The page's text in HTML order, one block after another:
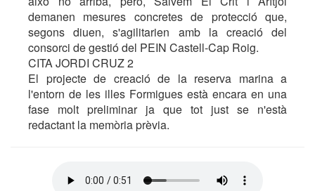
demanen mesures concretes de protecció que,
segons diuen, s'agilitarien amb la creació del
consorci de gestió del PEIN Castell-Cap Roig.
CITA JORDI CRUZ 2
El projecte de creació de la reserva marina a
l'entorn de les illes Formigues està encara en una
fase molt preliminar ja que tot just se n'està
redactant la memòria prèvia.